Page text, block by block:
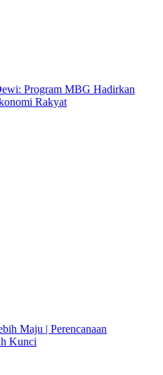
Program MBG Hadirkan
Rakyat
Maju | Perencanaan
Kunci